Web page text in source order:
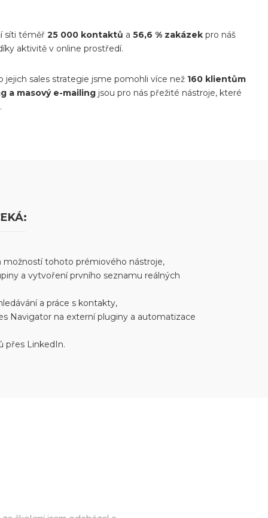
síti téměř 25 000 kontaktů a 56,6 % zakázekpro náš
aktivitě v online prostředí.
sales strategie jsme pomohli více než 160klientům
a masový e-mailingjsou pro nás přežité nástroje, které
možností tohoto prémiového nástroje,
a vytvoření prvního seznamu reálných
a práce s kontakty,
Navigator na externí pluginy a automatizace
přes LinkedIn.